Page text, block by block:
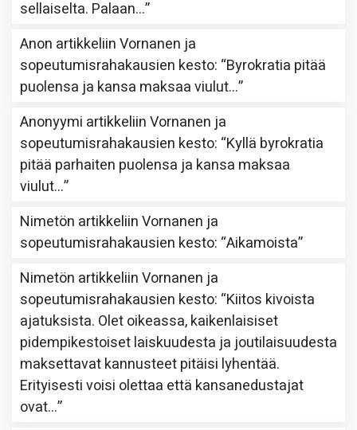
sellaiselta. Palaan…”
Anon artikkeliinVornanen ja
sopeutumisrahakausien kesto: “Byrokratia pitää
puolensa ja kansa maksaa viulut…”
Anonyymi artikkeliinVornanen ja
sopeutumisrahakausien kesto: “Kyllä byrokratia
pitää parhaiten puolensa ja kansa maksaa
viulut…”
Nimetön artikkeliinVornanen ja
sopeutumisrahakausien kesto: “Aikamoista”
Nimetön artikkeliinVornanen ja
sopeutumisrahakausien kesto: “Kiitos kivoista
ajatuksista. Olet oikeassa, kaikenlaisiset
pidempikestoiset laiskuudesta ja joutilaisuudesta
maksettavat kannusteet pitäisi lyhentää.
Erityisesti voisi olettaa että kansanedustajat
ovat…”